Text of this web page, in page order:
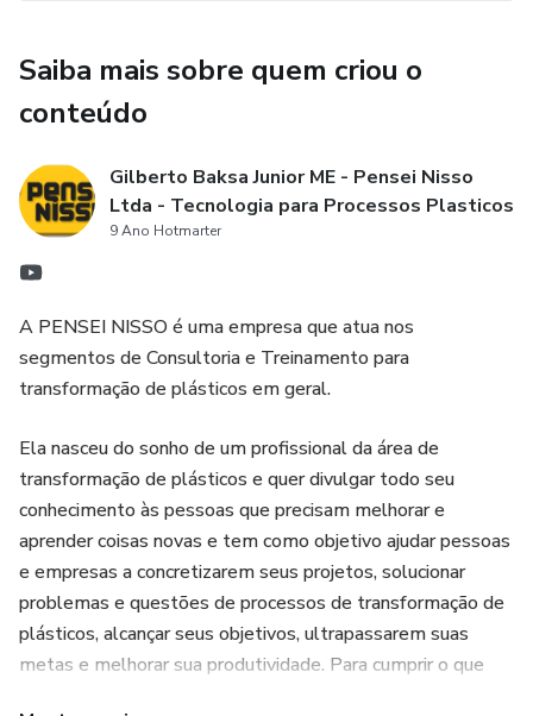
Saiba mais sobre quem criou o
conteúdo
Gilberto Baksa Junior ME - Pensei Nisso
Ltda - Tecnologia para Processos Plasticos
9 Ano Hotmarter
A PENSEI NISSO é uma empresa que atua nos
segmentos de Consultoria e Treinamento para
transformação de plásticos em geral.
Ela nasceu do sonho de um profissional da área de
transformação de plásticos e quer divulgar todo seu
conhecimento às pessoas que precisam melhorar e
aprender coisas novas e tem como objetivo ajudar pessoas
e empresas a concretizarem seus projetos, solucionar
problemas e questões de processos de transformação de
plásticos, alcançar seus objetivos, ultrapassarem suas
metas e melhorar sua produtividade. Para cumprir o que